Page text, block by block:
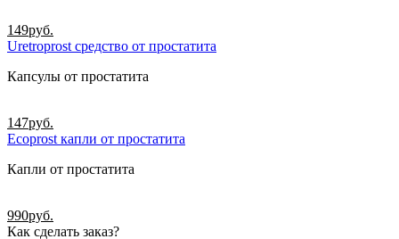
149руб.
Uretroprost средство от простатита
Капсулы от простатита
147руб.
Ecoprost капли от простатита
Капли от простатита
990руб.
Как сделать заказ?